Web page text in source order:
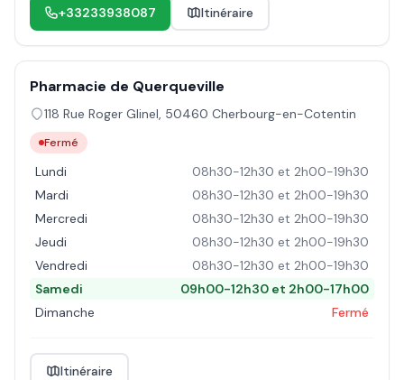
+33233938087 Itinéraire
Pharmacie de Querqueville
118 Rue Roger Glinel, 50460 Cherbourg-en-Cotentin
Fermé
Lundi
08h30-12h30 et 2h00-19h30
Mardi
08h30-12h30 et 2h00-19h30
Mercredi
08h30-12h30 et 2h00-19h30
Jeudi
08h30-12h30 et 2h00-19h30
Vendredi
08h30-12h30 et 2h00-19h30
Samedi
09h00-12h30 et 2h00-17h00
Dimanche
Fermé
Itinéraire